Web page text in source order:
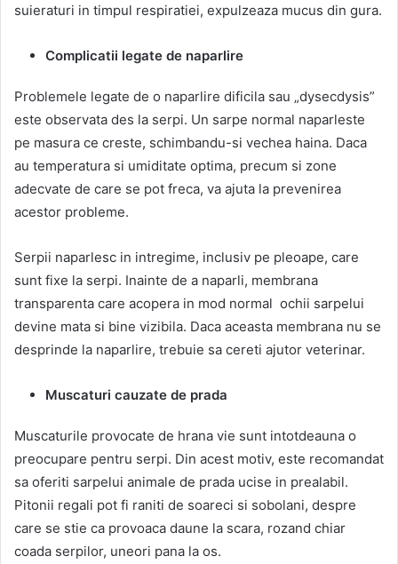
suieraturi in timpul respiratiei, expulzeaza mucus din gura.
Complicatii legate de naparlire
Problemele legate de o naparlire dificila sau „dysecdysis”
este observata des la serpi. Un sarpe normal naparleste
pe masura ce creste, schimbandu-si vechea haina. Daca
au temperatura si umiditate optima, precum si zone
adecvate de care se pot freca, va ajuta la prevenirea
acestor probleme.
Serpii naparlesc in intregime, inclusiv pe pleoape, care
sunt fixe la serpi. Inainte de a naparli, membrana
transparenta care acopera in mod normal ochii sarpelui
devine mata si bine vizibila. Daca aceasta membrana nu se
desprinde la naparlire, trebuie sa cereti ajutor veterinar.
Muscaturi cauzate de prada
Muscaturile provocate de hrana vie sunt intotdeauna o
preocupare pentru serpi. Din acest motiv, este recomandat
sa oferiti sarpelui animale de prada ucise in prealabil.
Pitonii regali pot fi raniti de soareci si sobolani, despre
care se stie ca provoaca daune la scara, rozand chiar
coada serpilor, uneori pana la os.